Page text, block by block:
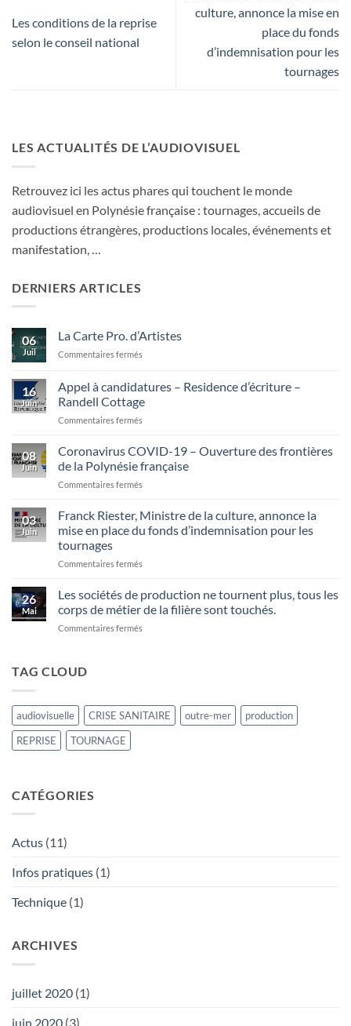
Les conditions de la reprise
selon le conseil national
culture, annonce la mise en
place du fonds
d’indemnisation pour les
tournages
LES ACTUALITÉS DE L’AUDIOVISUEL
Retrouvez ici les actus phares qui touchent le monde
audiovisuel en Polynésie française : tournages, accueils de
productions étrangères, productions locales, événements et
manifestation, …
DERNIERS ARTICLES
06
Juil
La Carte Pro. d’Artistes
Commentaires fermés
Pro.
d’Artistes
16
Juin
Appel à candidatures – Residence d’écriture –
Randell Cottage
Commentaires fermés
à
–
Residence
–
Randell
08
Juin
Coronavirus COVID-19 – Ouverture des frontières
de la Polynésie française
Commentaires fermés
COVID-
–
des
la
Polynésie
française
03
Juin
Franck Riester, Ministre de la culture, annonce la
mise en place du fonds d’indemnisation pour les
tournages
Commentaires fermés
Riester,
Ministre
de
la
place
du
26
Mai
Les sociétés de production ne tournent plus, tous les
corps de métier de la filière sont touchés.
Commentaires fermés
tournent
plus,
TAG CLOUD
audiovisuelle CRISE SANITAIRE outre-mer
production
REPRISE
TOURNAGE
CATÉGORIES
Actus (11)
Infos pratiques (1)
Technique (1)
ARCHIVES
juillet 2020 (1)
juin 2020 (3)